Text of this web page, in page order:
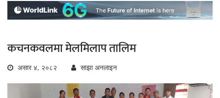
कचनकवलमा मेलमिलाप तालिम
असार ४, २०८२ साझा अनलाइन